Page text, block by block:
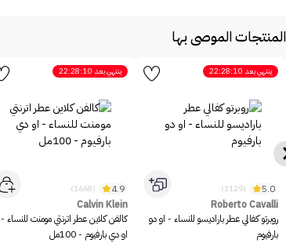
المنتجات الموصى بها
ينتهي بعد 22:28:10
5.0
(3129)
Roberto Cavalli
روبرتو كفالي عطر باراديسو للنساء - او دو
بارفيوم
ينتهي بعد 22:28:10
4.9
(1668)
Calvin Klein
كالفن كلاين عطر اترنتي مومنت للنساء -
او دي بارفيوم - 100مل